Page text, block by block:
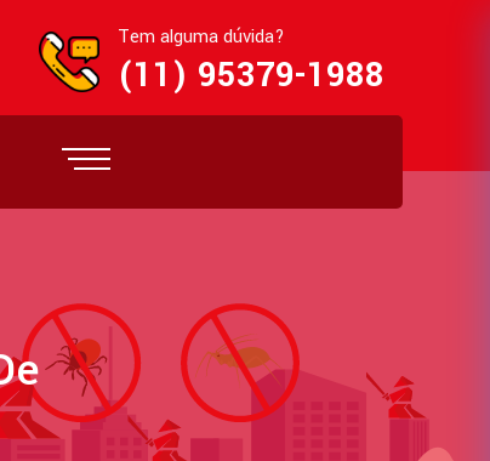
Tem alguma dúvida?
(11) 95379-1988